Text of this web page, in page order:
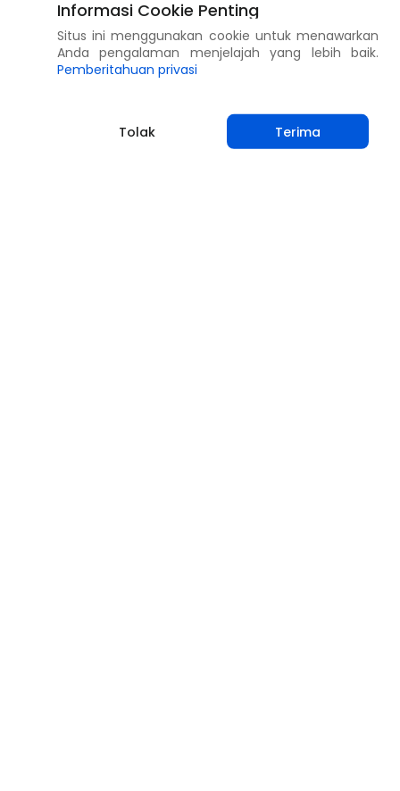
Informasi Cookie Penting
Situs ini menggunakan cookie untuk menawarkan
Anda pengalaman menjelajah yang lebih baik.
Pemberitahuan privasi
Tolak Terima